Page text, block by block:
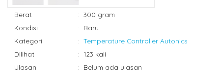
Berat : 300 gram
Kondisi
: Baru
Kategori
: Temperature Controller Autonics
Dilihat
: 123 kali
Ulasan
: Belum ada ulasan